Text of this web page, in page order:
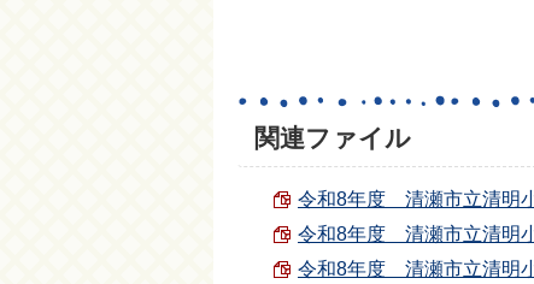
関連ファイル
令和8年度 清瀬市立清明
令和8年度 清瀬市立清明
令和8年度 清瀬市立清明